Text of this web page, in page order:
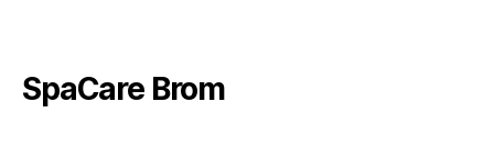
SpaCare Brom